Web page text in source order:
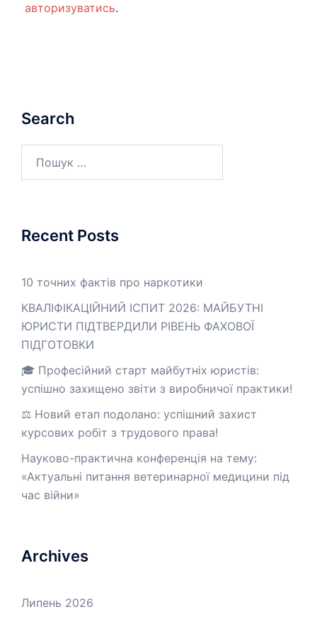
авторизуватись.
Search
Recent Posts
10 точних фактів про наркотики
КВАЛІФІКАЦІЙНИЙ ІСПИТ 2026: МАЙБУТНІ
ЮРИСТИ ПІДТВЕРДИЛИ РІВЕНЬ ФАХОВОЇ
ПІДГОТОВКИ
🎓 Професійний старт майбутніх юристів:
успішно захищено звіти з виробничої практики!
⚖️ Новий етап подолано: успішний захист
курсових робіт з трудового права!
Науково-практична конференція на тему:
«Актуальні питання ветеринарної медицини під
час війни»
Archives
Липень 2026